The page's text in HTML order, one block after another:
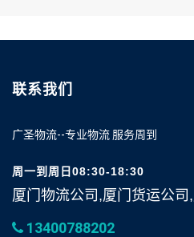
联系我们
广圣物流--专业物流 服务周到
周一到周日08:30-18:30
厦门物流公司,厦门货运公司
13400788202